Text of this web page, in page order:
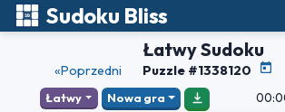
Sudoku Bliss
Łatwy Sudoku
«Poprzedni Puzzle #1338120
Łatwy Nowa gra